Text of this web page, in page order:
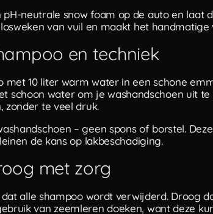
neutrale snow foam op de auto en laat
van vuil en maakt het handmatige
en techniek
10 liter warm water in een schone
schoon water om je washandschoen uit te
zonder te veel druk.
– geen spons of borstel.
de kans op lakbeschadiging.
met zorg
alle shampoo wordt verwijderd. Droog
van zeemleren doeken, want deze